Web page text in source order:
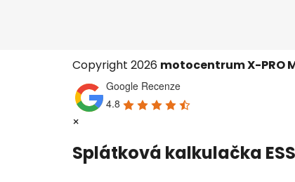
Copyright 2026 motocentrum X-PRO
Google Recenze
4.8
×
Splátková kalkulačka